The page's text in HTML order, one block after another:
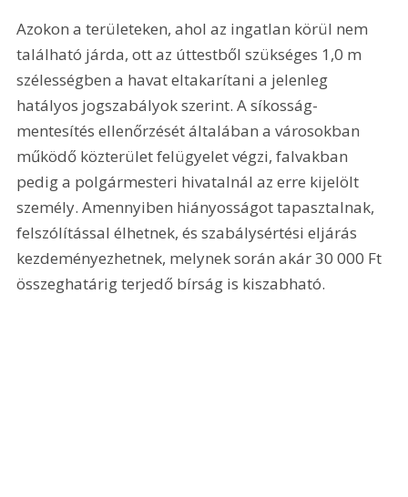
Azokon a területeken, ahol az ingatlan körül nem
található járda, ott az úttestből szükséges 1,0 m
szélességben a havat eltakarítani a jelenleg
hatályos jogszabályok szerint. A síkosság-
mentesítés ellenőrzését általában a városokban
működő közterület felügyelet végzi, falvakban
pedig a polgármesteri hivatalnál az erre kijelölt
személy. Amennyiben hiányosságot tapasztalnak,
felszólítással élhetnek, és szabálysértési eljárás
kezdeményezhetnek, melynek során akár 30 000 Ft
összeghatárig terjedő bírság is kiszabható.